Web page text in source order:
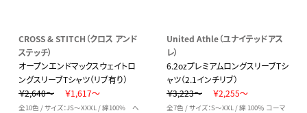
CROSS & STITCH（クロス アンド
ステッチ）
オープンエンドマックスウェイトロ
ングスリーブTシャツ（リブ有り）
￥2,640～
￥1,617～
全10色 / サイズ：JS～XXXL / 綿100% ヘ
United Athle（ユナイテッドアス
レ）
6.2ozプレミアムロングスリーブTシ
ャツ（2.1インチリブ）
￥3,223～
￥2,255～
全7色 / サイズ：S～XXL / 綿 100％ コーマ